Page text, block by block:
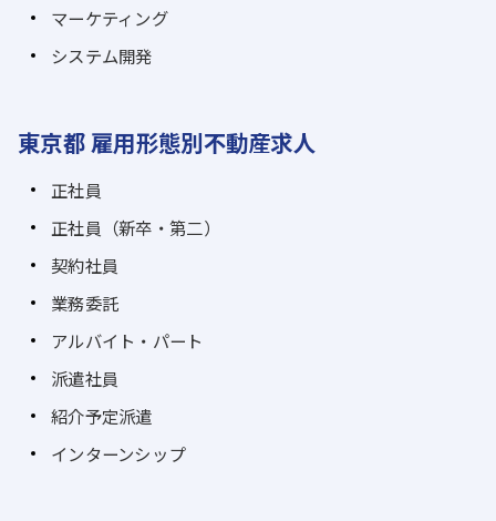
マーケティング
システム開発
東京都 雇用形態別不動産求人
正社員
正社員（新卒・第二）
契約社員
業務委託
アルバイト・パート
派遣社員
紹介予定派遣
インターンシップ